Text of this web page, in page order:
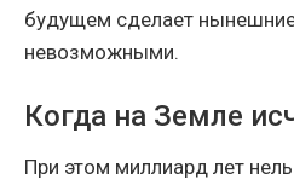
будущем сделает
невозможными.
Когда на Земле
При этом миллиард лет